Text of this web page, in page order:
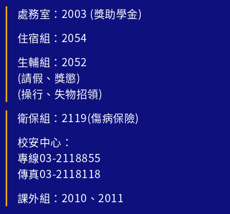
處務室：2003 (獎助學金)
住宿組：2054
生輔組：2052
(請假、獎懲)
(操行、失物招領)
衛保組：2119(傷病保險)
校安中心：
專線03-2118855
傳真03-2118118
課外組：2010、2011